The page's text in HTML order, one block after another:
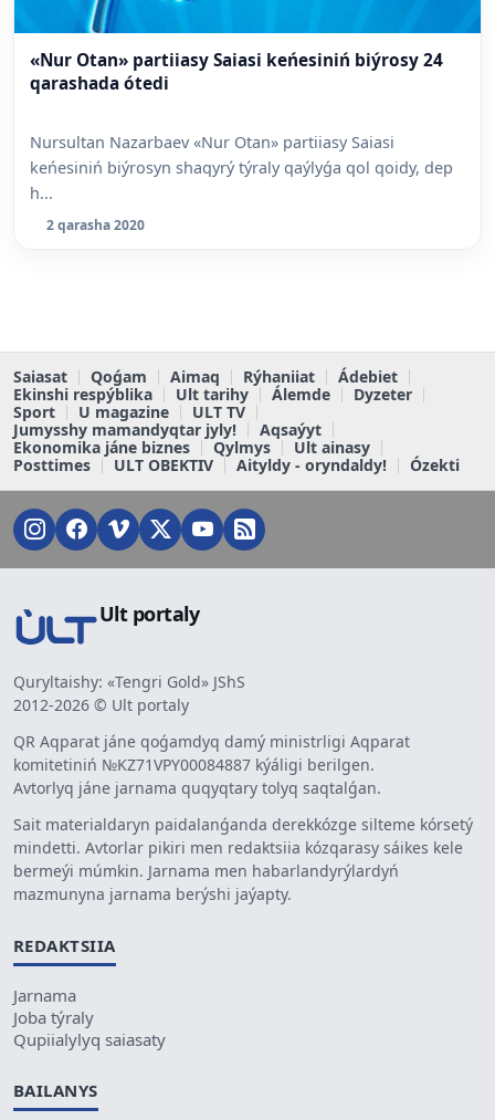
«Nur Otan» partiiasy Saiasi keńesiniń biýrosy 24
qarashada ótedi
Nursultan Nazarbaev «Nur Otan» partiiasy Saiasi
keńesiniń biýrosyn shaqyrý týraly qaýlyǵa qol qoidy, dep
h...
2 qarasha 2020
Saiasat Qoǵam Aimaq Rýhaniiat
Ádebiet
Ekinshi respýblika
Ult tarihy Álemde
Dyzeter
Sport
U magazine
ULT TV
Jumysshy mamandyqtar jyly!
Aqsaýyt
Ekonomika jáne biznes
Qylmys
Ult ainasy
Posttimes
ULT OBEKTIV Aityldy - oryndaldy! Ózekti
Ult portaly
Quryltaishy: «Tengri Gold» JShS
2012-2026 © Ult portaly
QR Aqparat jáne qoǵamdyq damý ministrligi Aqparat
komitetiniń №KZ71VPY00084887 kýáligi berilgen.
Avtorlyq jáne jarnama quqyqtary tolyq saqtalǵan.
Sait materialdaryn paidalanǵanda derekkózge silteme kórsetý
mindetti. Avtorlar pikiri men redaktsiia kózqarasy sáikes kele
bermeýi múmkin. Jarnama men habarlandyrýlardyń
mazmunyna jarnama berýshi jaýapty.
REDAKTSIIA
Jarnama
Joba týraly
Qupiialylyq saiasaty
BAILANYS